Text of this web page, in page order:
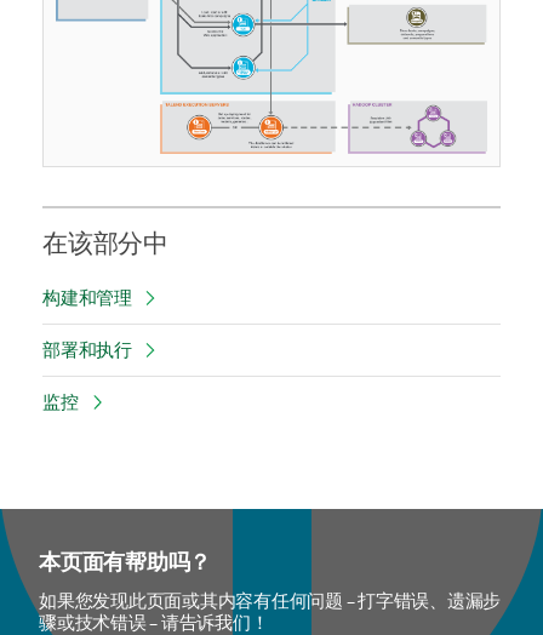
在该部分中
构建和管理
部署和执行
监控
本页面有帮助吗？
如果您发现此页面或其内容有任何问题 – 打字错误、遗漏步
骤或技术错误 – 请告诉我们！